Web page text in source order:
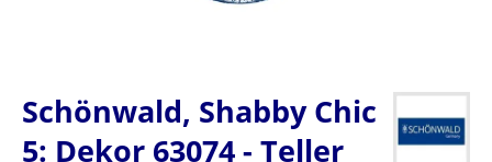
Schönwald, Shabby Chic
5: Dekor 63074 - Teller